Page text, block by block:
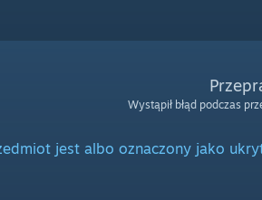
Wystąpił błąd podczas
jest albo oznaczony jako